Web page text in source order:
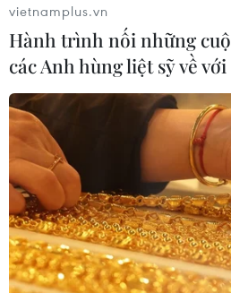
vietnamplus.vn
Hành trình nối những
các Anh hùng liệt sỹ về